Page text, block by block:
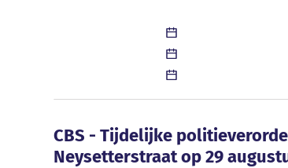
CBS - Tijdelijke
CBS - Tijdelijke
Neysetterstraat op 29